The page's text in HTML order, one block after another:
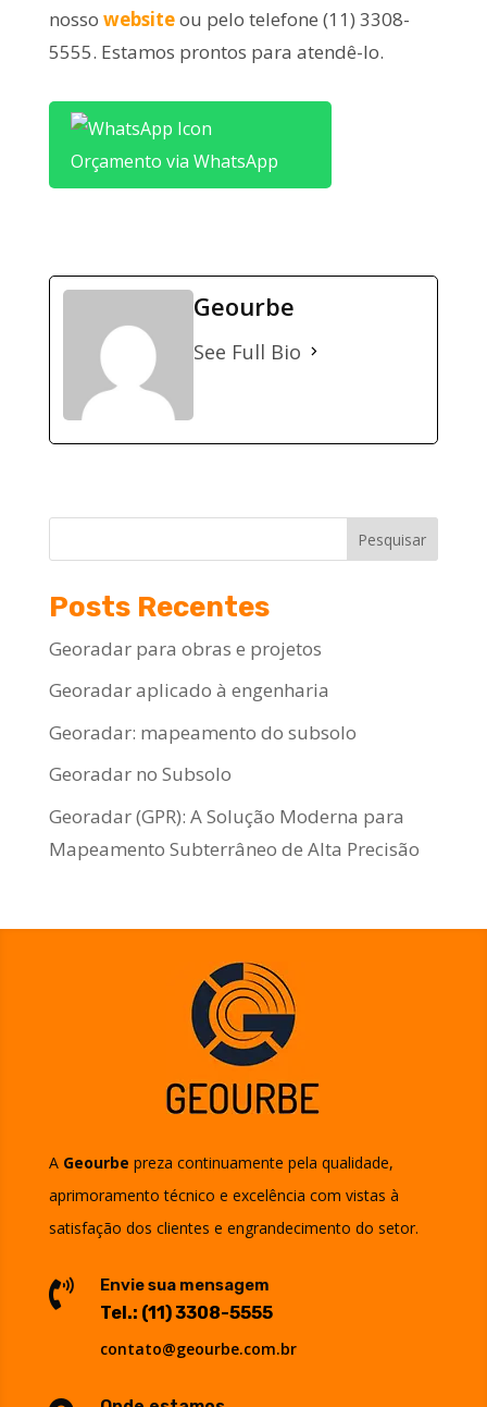
nosso websiteou pelo telefone (11) 3308-
5555. Estamos prontos para atendê-lo.
Orçamento via WhatsApp
Geourbe
See Full Bio
Pesquisar
Posts Recentes
Georadar para obras e projetos
Georadar aplicado à engenharia
Georadar: mapeamento do subsolo
Georadar no Subsolo
Georadar (GPR): A Solução Moderna para
Mapeamento Subterrâneo de Alta Precisão
A Geourbe preza continuamente pela qualidade,
aprimoramento técnico e excelência com vistas à
satisfação dos clientes e engrandecimento do setor.
 Envie sua mensagem
Tel.: (11) 3308-5555
contato@geourbe.com.br